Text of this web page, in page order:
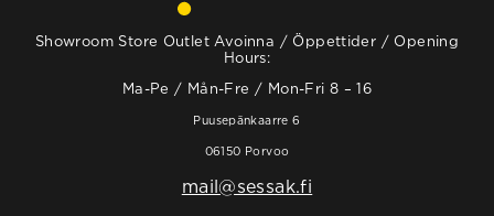
Showroom Store Outlet Avoinna / Öppettider / Opening
Hours:
Ma-Pe / Mån-Fre / Mon-Fri 8 – 16
Puusepänkaarre 6
06150 Porvoo
mail@sessak.fi